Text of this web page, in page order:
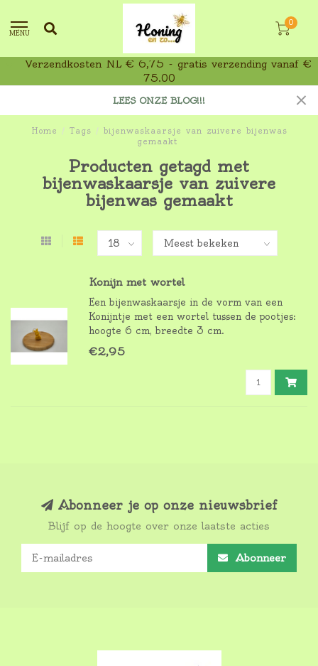
MENU
0
Verzendkosten NL € 6,75 - gratis verzending vanaf €
75,00
LEES ONZE BLOG!!!
Home / Tags / bijenwaskaarsje van zuivere bijenwas
gemaakt
Producten getagd met
bijenwaskaarsje van zuivere
bijenwas gemaakt
Konijn met wortel
Een bijenwaskaarsje in de vorm van een
Konijntje met een wortel tussen de pootjes:
hoogte 6 cm, breedte 3 cm.
Het kaarsje is door onszelf gemaakt met
zuivere bijenwas uit onze eigen bijenkasten.
€2,95
Abonneer je op onze nieuwsbrief
Blijf op de hoogte over onze laatste acties
Abonneer